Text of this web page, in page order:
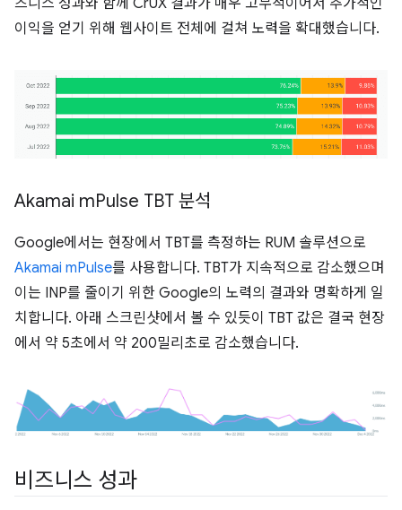
즈니스 성과와 함께 CrUX 결과가 매우 고무적이어서 추가적인
이익을 얻기 위해 웹사이트 전체에 걸쳐 노력을 확대했습니다.
Akamai mPulse TBT 분석
Google에서는 현장에서 TBT를 측정하는 RUM 솔루션으로
Akamai mPulse를 사용합니다. TBT가 지속적으로 감소했으며
이는 INP를 줄이기 위한 Google의 노력의 결과와 명확하게 일
치합니다. 아래 스크린샷에서 볼 수 있듯이 TBT 값은 결국 현장
에서 약 5초에서 약 200밀리초로 감소했습니다.
비즈니스 성과